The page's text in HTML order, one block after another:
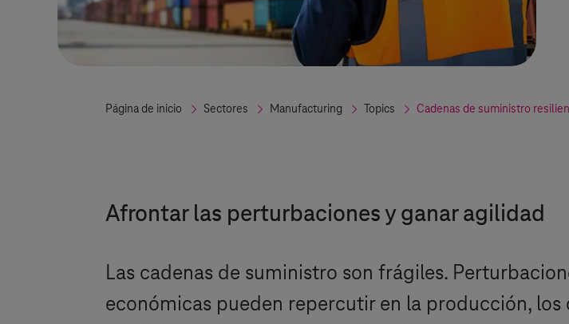
Página de inicio Sectores Manufacturing Topics Cadenas de suministro
Afrontar las perturbaciones y ganar agilidad
Las cadenas de suministro son frágiles.
económicas pueden repercutir en la producción,